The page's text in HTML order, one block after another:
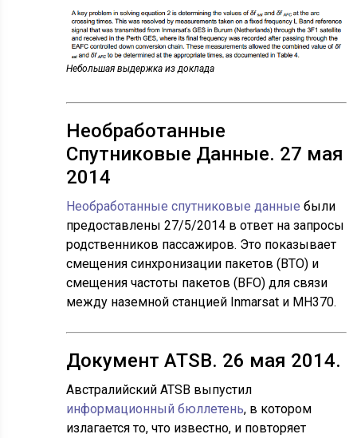
Небольшая выдержка из доклада
Необработанные
Спутниковые Данные. 27 мая
2014
Необработанные спутниковые данныебыли
предоставлены 27/5/2014 в ответ на запросы
родственников пассажиров. Это показывает
смещения синхронизации пакетов (BTO) и
смещения частоты пакетов (BFO) для связи
между наземной станцией Inmarsat и MH370.
Документ ATSB. 26 мая 2014.
Австралийский ATSB выпустил
информационный бюллетень, в котором
излагается то, что известно, и повторяет